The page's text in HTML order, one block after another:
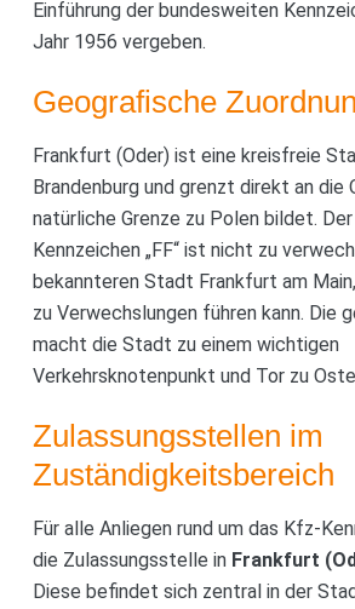
Einführung der bundesweiten
Jahr 1956 vergeben.
Geografische
Frankfurt (Oder) ist eine kreisfreie
Brandenburg und grenzt direkt an die
natürliche Grenze zu Polen bildet.
Kennzeichen „FF“ ist nicht zu
bekannteren Stadt Frankfurt am
zu Verwechslungen führen kann. Die
macht die Stadt zu einem wichtigen
Verkehrsknotenpunkt und Tor zu
Zulassungsstellen im
Zuständigkeitsbereich
Für alle Anliegen rund um das Kfz-
die Zulassungsstelle in Frankfurt
Diese befindet sich zentral in der